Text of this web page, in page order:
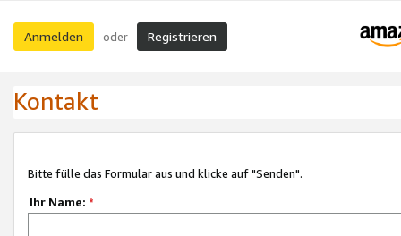
Anmelden oder Registrieren
Kontakt
Bitte fülle das Formular aus und klicke auf "Senden".
Ihr Name: *